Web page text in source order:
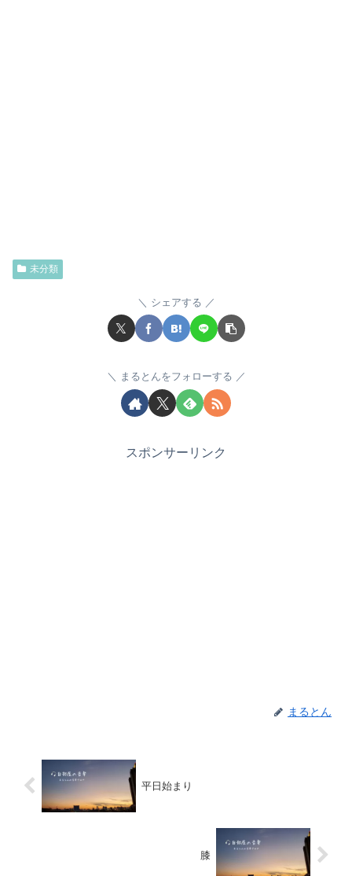
未分類
シェアする
まるとんをフォローする
スポンサーリンク
まるとん
平日始まり
膝